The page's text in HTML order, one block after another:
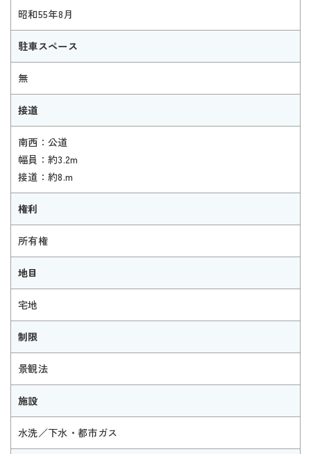
昭和55年8月
駐車スペース
無
接道
南西：公道
幅員：約3.2m
接道：約8.m
権利
所有権
地目
宅地
制限
景観法
施設
水洗／下水・都市ガス